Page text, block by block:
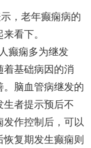
，老年癫痫病的
看下。
癫痫多为继发
着基础病因的消
。脑血管病继发的
生者提示预后不
发作控制后，可以
复期发生癫痫则